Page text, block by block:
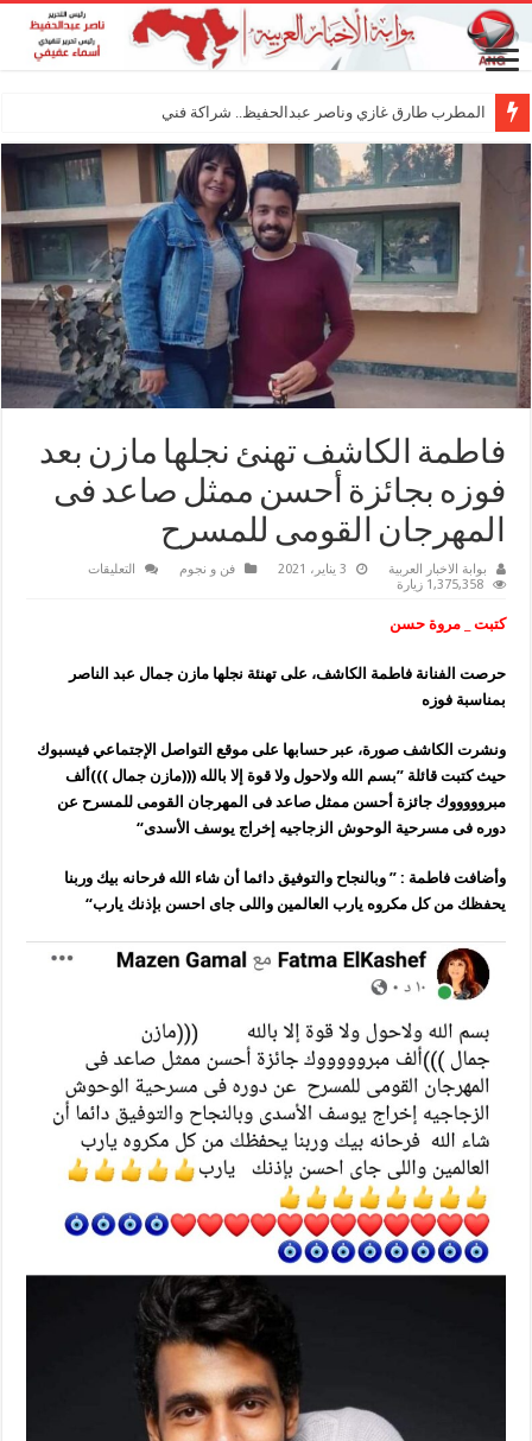
المطرب طارق غازي وناصر عبدالحفيظ.. شراكة فنية ترسم ملامح مست
فاطمة الكاشف تهنئ نجلها مازن بعد
فوزه بجائزة أحسن ممثل صاعد فى
المهرجان القومى للمسرح
بوابة الاخبار العربية 3 يناير، 2021 فن و نجوم التعليقات
فوزه
فى
المهرجان
القومى
للمسرح
مغلقة
1,375,358 زيارة
كتبت _ مروة حسن
حرصت الفنانة فاطمة الكاشف، على تهنئة نجلها مازن جمال عبد الناصر
بمناسبة فوزه
ونشرت الكاشف صورة، عبر حسابها على موقع التواصل الإجتماعي فيسبوك
حيث كتبت قائلة ”بسم الله ولاحول ولا قوة إلا بالله (((مازن جمال )))ألف
مبروووووك جائزة أحسن ممثل صاعد فى المهرجان القومى للمسرح عن
دوره فى مسرحية الوحوش الزجاجيه إخراج يوسف الأسدى“
وأضافت فاطمة : ” وبالنجاح والتوفيق دائما أن شاء الله فرحانه بيك وربنا
يحفظك من كل مكروه يارب العالمين واللى جاى احسن بإذنك يارب“